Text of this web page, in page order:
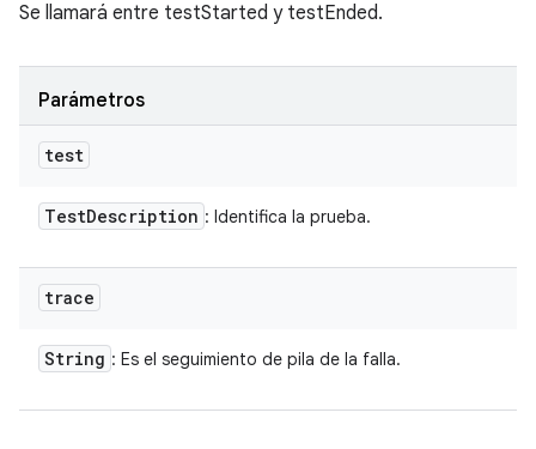
Se llamará entre testStarted y testEnded.
Parámetros
test
TestDescription : Identifica la prueba.
trace
String : Es el seguimiento de pila de la falla.